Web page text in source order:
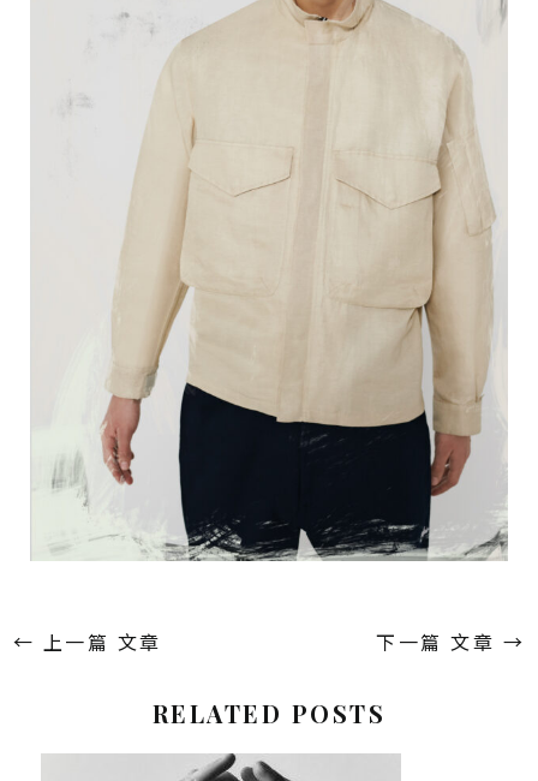
← 上一篇 文章 下一篇 文章 →
RELATED POSTS